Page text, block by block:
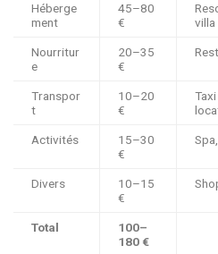
Héberge
ment
45–80
€
villa
Nourritur
e
20–35
€
Transpor
t
10–20
€
Activités 15–30
€
Divers 10–15
€
Total
100–
180 €